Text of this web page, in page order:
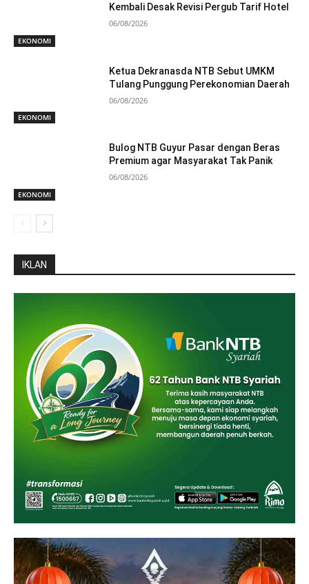
EKONOMI
Kembali Desak Revisi Pergub Tarif Hotel
06/08/2026
EKONOMI
Ketua Dekranasda NTB Sebut UMKM
Tulang Punggung Perekonomian Daerah
06/08/2026
EKONOMI
Bulog NTB Guyur Pasar dengan Beras
Premium agar Masyarakat Tak Panik
06/08/2026
IKLAN